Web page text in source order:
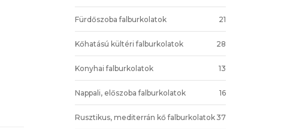
Fürdőszoba falburkolatok 21
Kőhatású kültéri falburkolatok 28
Konyhai falburkolatok 13
Nappali, előszoba falburkolatok 16
Rusztikus, mediterrán kő falburkolatok37